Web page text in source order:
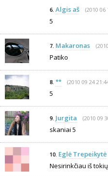
6. Algis aš (2010 06
5
7. Makaronas
Patiko
8. °° (2010 09 24
5
9. Jurgita (2010 09
skaniai 5
10. Eglė Trepeikytė
Nesirinkčiau iš